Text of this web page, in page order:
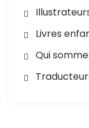
Livres
Qui